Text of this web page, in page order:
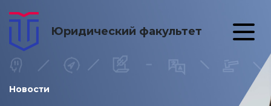
Юридический факультет
Новости